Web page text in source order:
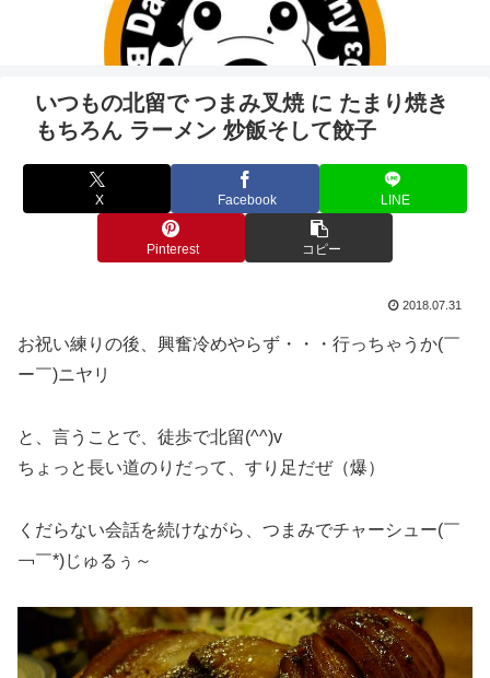
いつもの北留で つまみ叉焼 に たまり焼き
もちろん ラーメン 炒飯そして餃子
X Facebook LINE
Pinterest コピー
2018.07.31
お祝い練りの後、興奮冷めやらず・・・行っちゃうか(￣
ー￣)ニヤリ
と、言うことで、徒歩で北留(^^)v
ちょっと長い道のりだって、すり足だぜ（爆）
くだらない会話を続けながら、つまみでチャーシュー(￣
￢￣*)じゅるぅ～